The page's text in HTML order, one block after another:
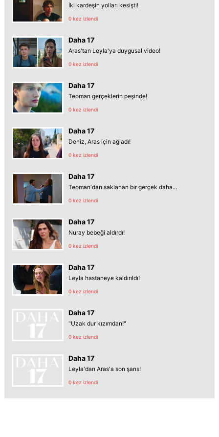
İki kardeşin yolları kesişti!
0 kez izlendi
Daha 17
Aras'tan Leyla'ya duygusal video!
0 kez izlendi
Daha 17
Teoman gerçeklerin peşinde!
0 kez izlendi
Daha 17
Deniz, Aras için ağladı!
0 kez izlendi
Daha 17
Teoman'dan saklanan bir gerçek daha...
0 kez izlendi
Daha 17
Nuray bebeği aldırdı!
0 kez izlendi
Daha 17
Leyla hastaneye kaldırıldı!
0 kez izlendi
Daha 17
"Uzak dur kızımdan!"
0 kez izlendi
Daha 17
Leyla'dan Aras'a son şans!
0 kez izlendi